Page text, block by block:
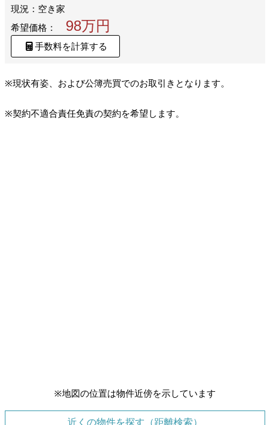
現況：空き家
希望価格：
98万円
手数料を計算する
※現状有姿、および公簿売買でのお取引きとなります。
※契約不適合責任免責の契約を希望します。
※地図の位置は物件近傍を示しています
近くの物件を探す（距離検索）